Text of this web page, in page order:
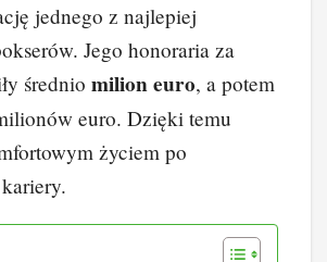
jednego z najlepiej
Jego honoraria za
średnio milion euro, a potem
euro. Dzięki temu
życiem po